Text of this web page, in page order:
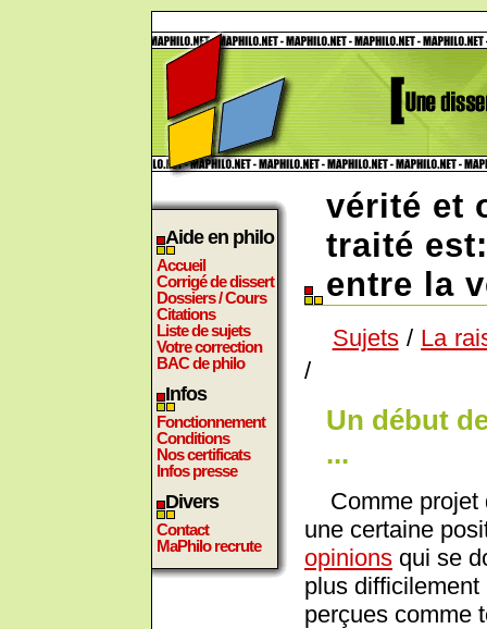
Aide en philo
Accueil
Corrigé de dissert
Dossiers / Cours
Citations
Liste de sujets
Votre correction
BAC de philo
Infos
Fonctionnement
Conditions
Nos certificats
Infos presse
Divers
Contact
MaPhilo recrute
vérité et
traité
entre la
Sujets/ La
/
Un début
...
Comme projet
une certaine
opinions qui se
plus difficilement
perçues comme